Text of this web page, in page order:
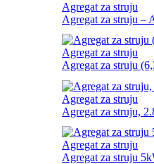
Agregat za struju
Agregat za struju –
Agregat za struju
Agregat za struju
Agregat za struju
Agregat za struju,
Agregat za struju
Agregat za struju